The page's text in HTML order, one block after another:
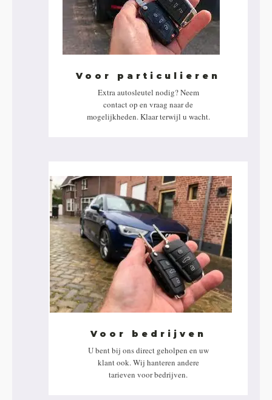
Voor particulieren
Extra autosleutel nodig? Neem
contact op en vraag naar de
mogelijkheden. Klaar terwijl u wacht.
Voor bedrijven
U bent bij ons direct geholpen en uw
klant ook. Wij hanteren andere
tarieven voor bedrijven.